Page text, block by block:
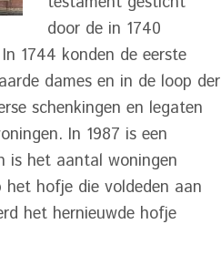
door de in 1740
1744 konden de eerste
dames en in de loop der
schenkingen en legaten
In 1987 is een
is het aantal woningen
hofje die voldeden aan
het hernieuwde hofje